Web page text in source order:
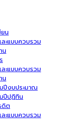
น
ะแบบควบรวม
น
ะแบบควบรวม
น
ปีงบประมาณ
ปีปฏิทิน
ดิต
ะแบบควบรวม